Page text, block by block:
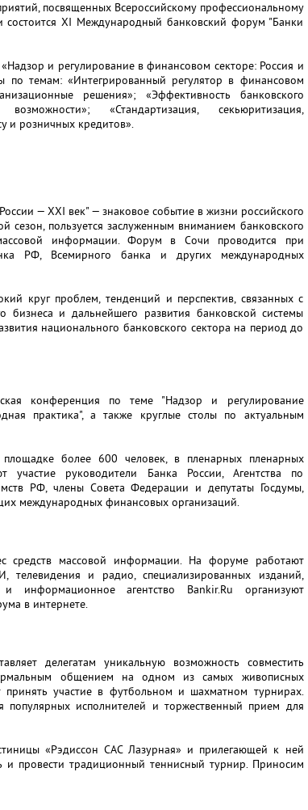
посвященных Всероссийскому профессиональному
состоится XI Международный банковский форум "Банки
и регулирование в финансовом секторе: Россия и
по темам: «Интегрированный регулятор в финансовом
решения»; «Эффективность банковского
«Стандартизация, секьюритизация,
и розничных кредитов».
— XXI век" — знаковое событие в жизни российского
сезон, пользуется заслуженным вниманием банковского
информации. Форум в Сочи проводится при
РФ, Всемирного банка и других международных
круг проблем, тенденций и перспектив, связанных с
бизнеса и дальнейшего развития банковской системы
национального банковского сектора на период до
конференция по теме "Надзор и регулирование
практика", а также круглые столы по актуальным
более 600 человек, в пленарных пленарных
участие руководители Банка России, Агентства по
РФ, члены Совета Федерации и депутаты Госдумы,
международных финансовых организаций.
средств массовой информации. На форуме работают
телевидения и радио, специализированных изданий,
и информационное агентство Bankir.Ru организуют
в интернете.
делегатам уникальную возможность совместить
общением на одном из самых живописных
принять участие в футбольном и шахматном турнирах.
популярных исполнителей и торжественный прием для
«Рэдиссон САС Лазурная» и прилегающей к ней
и провести традиционный теннисный турнир. Приносим